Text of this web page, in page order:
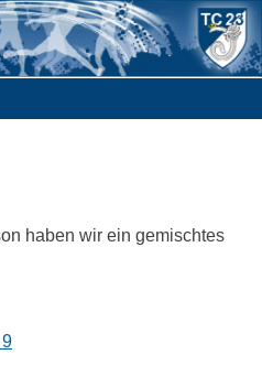
haben wir ein gemischtes